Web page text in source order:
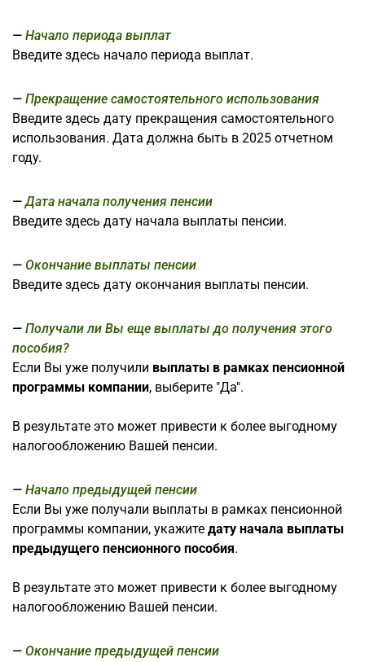
Начало периода выплат
Введите здесь начало периода выплат.
Прекращение самостоятельного использования
Введите здесь дату прекращения самостоятельного
использования. Дата должна быть в 2025 отчетном
году.
Дата начала получения пенсии
Введите здесь дату начала выплаты пенсии.
Окончание выплаты пенсии
Введите здесь дату окончания выплаты пенсии.
Получали ли Вы еще выплаты до получения этого
пособия?
Если Вы уже получили выплаты в рамках пенсионной
программы компании, выберите "Да".
В результате это может привести к более выгодному
налогообложению Вашей пенсии.
Начало предыдущей пенсии
Если Вы уже получали выплаты в рамках пенсионной
программы компании, укажите дату начала выплаты
предыдущего пенсионного пособия.
В результате это может привести к более выгодному
налогообложению Вашей пенсии.
Окончание предыдущей пенсии